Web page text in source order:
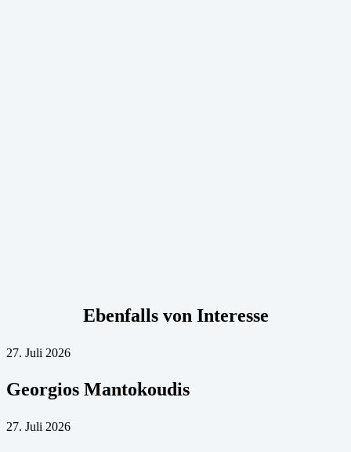
Ebenfalls von Interesse
27. Juli 2026
Georgios Mantokoudis
27. Juli 2026